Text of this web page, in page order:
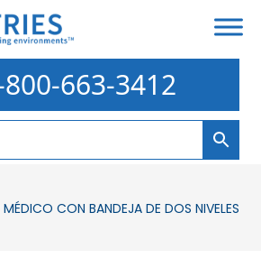
663-3412
CON BANDEJA DE DOS NIVELES